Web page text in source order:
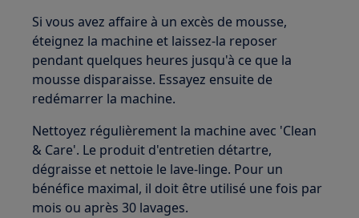
Si vous avez affaire à un excès de mousse,
éteignez la machine et laissez-la reposer
pendant quelques heures jusqu'à ce que la
mousse disparaisse. Essayez ensuite de
redémarrer la machine.
Nettoyez régulièrement la machine avec 'Clean
& Care'. Le produit d'entretien détartre,
dégraisse et nettoie le lave-linge. Pour un
bénéfice maximal, il doit être utilisé une fois par
mois ou après 30 lavages.